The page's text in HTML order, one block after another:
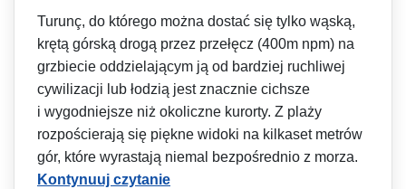
Turunç, do którego można dostać się tylko wąską,
krętą górską drogą przez przełęcz (400m npm) na
grzbiecie oddzielającym ją od bardziej ruchliwej
cywilizacji lub łodzią jest znacznie cichsze
i wygodniejsze niż okoliczne kurorty. Z plaży
rozpościerają się piękne widoki na kilkaset metrów
gór, które wyrastają niemal bezpośrednio z morza.
Kontynuuj czytanie